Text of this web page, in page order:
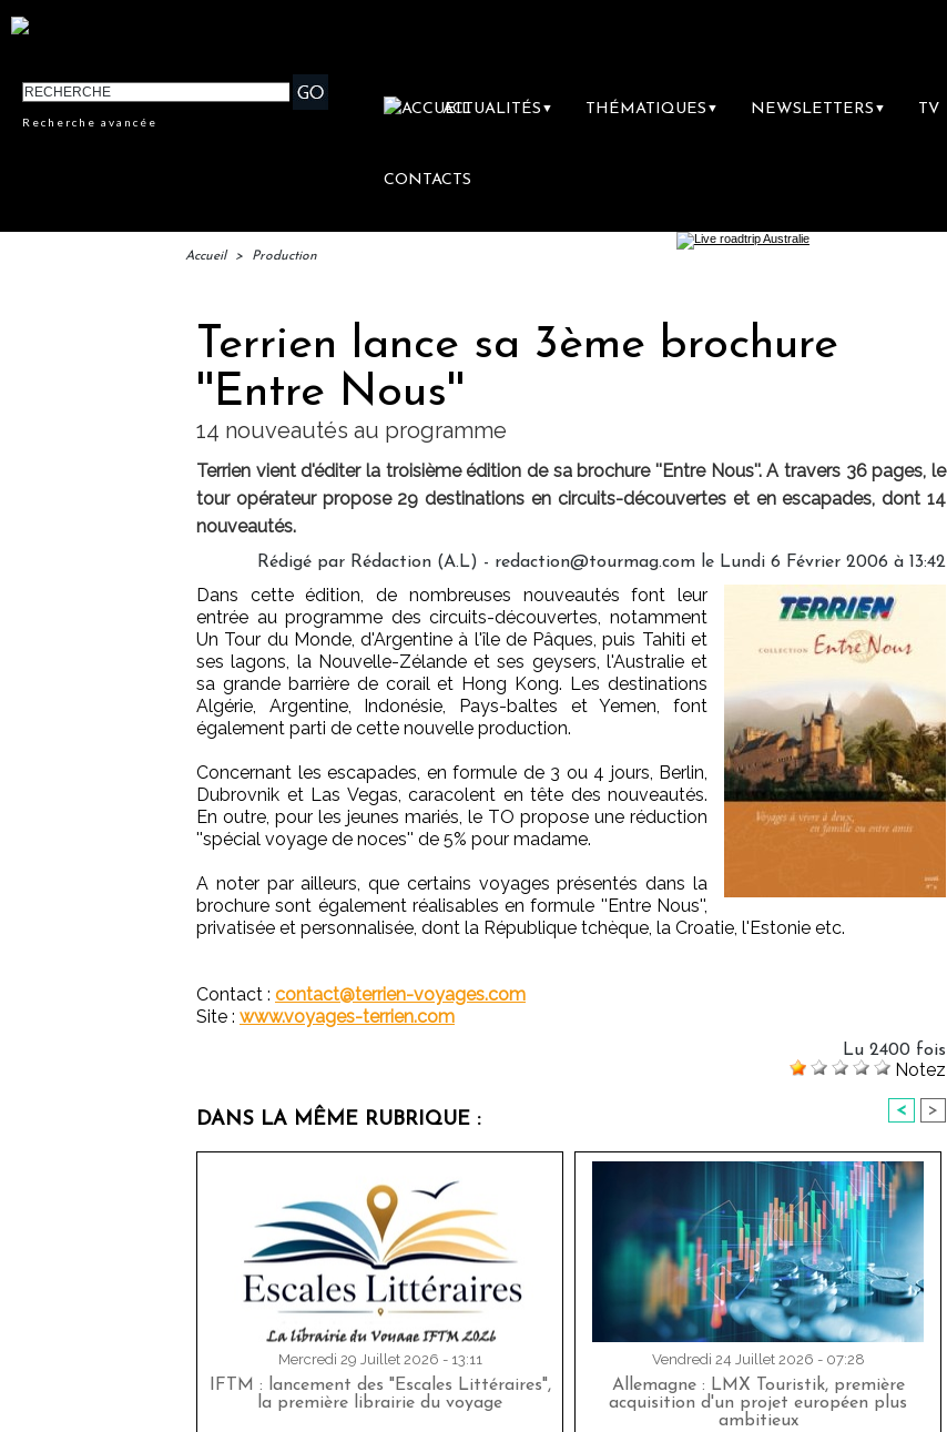
Recherche avancée
ACTUALITÉS ▼ THÉMATIQUES ▼ NEWSLETTERS ▼ TV
CONTACTS
Accueil > Production
Terrien lance sa 3ème brochure
''Entre Nous''
14 nouveautés au programme
Terrien vient d'éditer la troisième édition de sa brochure ''Entre Nous''. A travers 36 pages, le
tour opérateur propose 29 destinations en circuits-découvertes et en escapades, dont 14
nouveautés.
Rédigé par Rédaction (A.L) - redaction@tourmag.com le Lundi 6 Février 2006 à 13:42
Dans cette édition, de nombreuses nouveautés font leur
entrée au programme des circuits-découvertes, notamment
Un Tour du Monde, d'Argentine à l'île de Pâques, puis Tahiti et
ses lagons, la Nouvelle-Zélande et ses geysers, l'Australie et
sa grande barrière de corail et Hong Kong. Les destinations
Algérie, Argentine, Indonésie, Pays-baltes et Yemen, font
également parti de cette nouvelle production.
Concernant les escapades, en formule de 3 ou 4 jours, Berlin,
Dubrovnik et Las Vegas, caracolent en tête des nouveautés.
En outre, pour les jeunes mariés, le TO propose une réduction
''spécial voyage de noces'' de 5% pour madame.
A noter par ailleurs, que certains voyages présentés dans la
brochure sont également réalisables en formule ''Entre Nous'',
privatisée et personnalisée, dont la République tchèque, la Croatie, l'Estonie etc.
Contact : contact@terrien-voyages.com
Site : www.voyages-terrien.com
Lu 2400 fois
Notez
DANS LA MÊME RUBRIQUE : < >
Mercredi 29 Juillet 2026 - 13:11
IFTM : lancement des "Escales Littéraires",
la première librairie du voyage
Vendredi 24 Juillet 2026 - 07:28
Allemagne : LMX Touristik, première
acquisition d'un projet européen plus
ambitieux